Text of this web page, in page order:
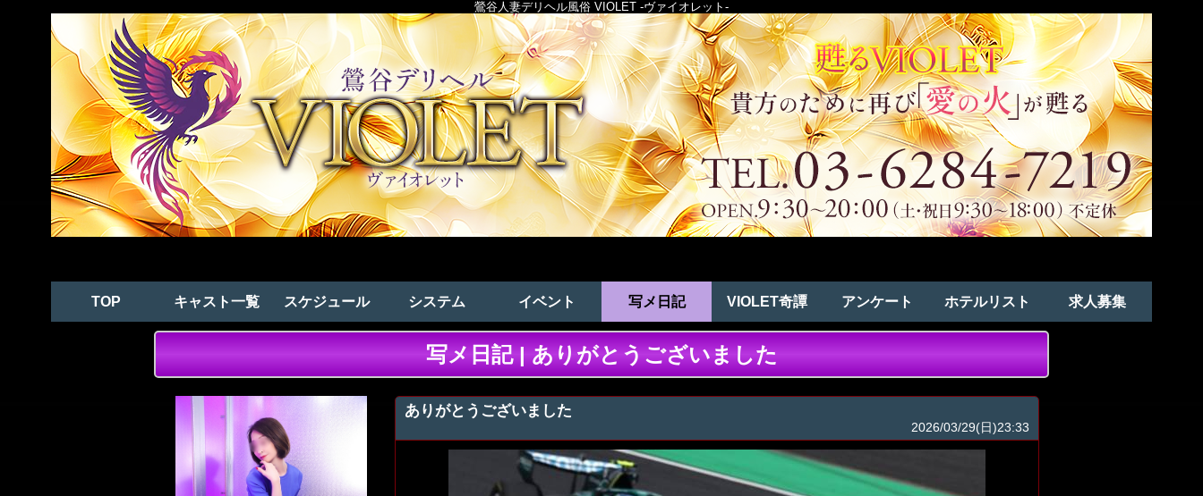
鶯谷人妻デリヘル風俗 VIOLET -ヴァイオレット-
TOP キャスト一覧 スケジュール システム イベント 写メ日記 VIOLET奇譚 アンケート ホテルリスト 求人募集
写メ日記 | ありがとうございました
ありがとうございました
2026/03/29(日)23:33